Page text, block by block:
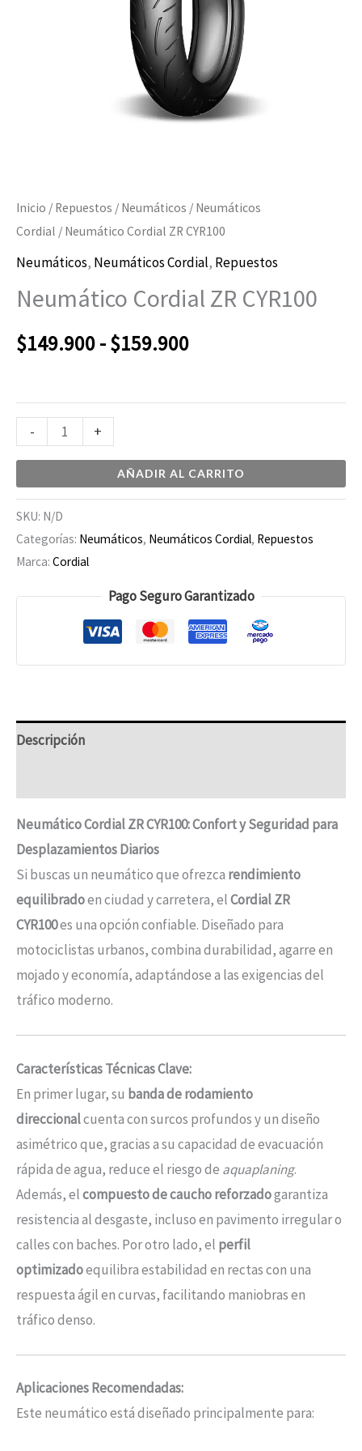
Inicio / Repuestos / Neumáticos / Neumáticos
Cordial / Neumático Cordial ZR CYR100
Neumáticos, Neumáticos Cordial, Repuestos
Neumático Cordial ZR CYR100
$149.900-$159.900
$149.900
hasta
$159.900
- +
AÑADIR AL CARRITO
SKU: N/D
Categorías: Neumáticos, Neumáticos Cordial, Repuestos
Marca: Cordial
Pago Seguro Garantizado
Descripción
Neumático Cordial ZR CYR100: Confort y Seguridad para
Desplazamientos Diarios
Si buscas un neumático que ofrezca rendimiento
equilibradoen ciudad y carretera, elCordial ZR
CYR100es una opción confiable. Diseñado para
motociclistas urbanos, combina durabilidad, agarre en
mojado y economía, adaptándose a las exigencias del
tráfico moderno.
Características Técnicas Clave:
En primer lugar, su banda de rodamiento
direccionalcuenta con surcos profundos y un diseño
asimétrico que, gracias a su capacidad de evacuación
rápida de agua, reduce el riesgo de aquaplaning.
Además, elcompuesto de caucho reforzadogarantiza
resistencia al desgaste, incluso en pavimento irregular o
calles con baches. Por otro lado, el perfil
optimizadoequilibra estabilidad en rectas con una
respuesta ágil en curvas, facilitando maniobras en
tráfico denso.
Aplicaciones Recomendadas:
Este neumático está diseñado principalmente para: